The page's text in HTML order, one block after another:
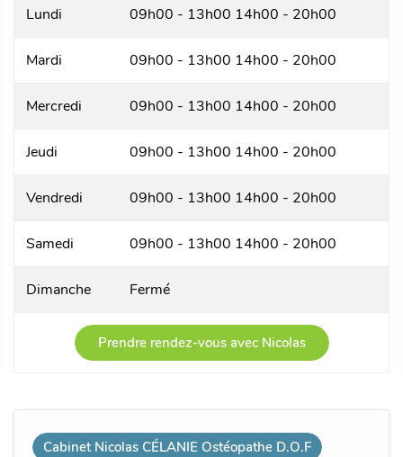
Cabinet Nicolas CÉLANIE Ostéopathe D.O.F
Lundi 09h00 - 13h00 14h00 - 20h00
Mardi 09h00 - 13h00 14h00 - 20h00
Mercredi 09h00 - 13h00 14h00 - 20h00
Jeudi 09h00 - 13h00 14h00 - 20h00
Vendredi 09h00 - 13h00 14h00 - 20h00
Samedi 09h00 - 13h00 14h00 - 20h00
Dimanche Fermé
Prendre rendez-vous avec Nicolas